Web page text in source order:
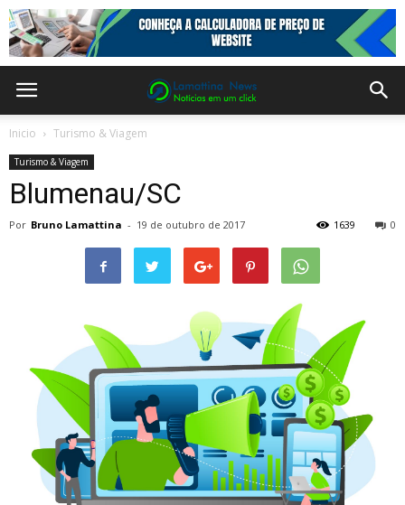
Inicio Turismo & Viagem
Turismo & Viagem
Blumenau/SC
Por Bruno Lamattina - 19 de outubro de 2017 0
1639